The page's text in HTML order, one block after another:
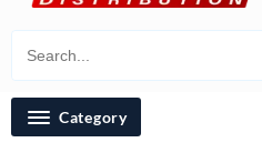
Category